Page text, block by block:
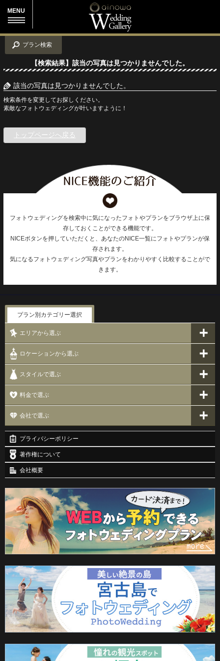
MENU
プラン検索
【検索結果】該当の写真は見つかりませんでした。
該当の写真は見つかりませんでした。
検索条件を変更してお探しください。
素敵なフォトウェディングが叶いますように！
トップページへ戻る
フォトウェディングを検索中に気になったフォトやプランをブラウザ上に保
存しておくことができる機能です。
NICEボタンを押していただくと、あなたのNICE一覧にフォトやプランが保
存されます。
気になるフォトウェディング写真やプランをわかりやすく比較することがで
きます。
プラン別カテゴリー選択
エリアから選ぶ
ロケーションから選ぶ
スタイルで選ぶ
料金で選ぶ
会社で選ぶ
プライバシーポリシー
著作権について
会社概要